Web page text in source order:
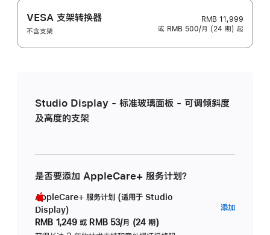
VESA 支架转换器
不含支架
RMB 11,999
或 RMB 500/月 (24 期) 起
Studio Display - 标准玻璃面板 - 可调倾斜度
及高度的支架
是否要添加 AppleCare+ 服务计划？
AppleCare+ 服务计划 (适用于 Studio
Display)
RMB 1,249 或 RMB 53/月 (24 期)
添加